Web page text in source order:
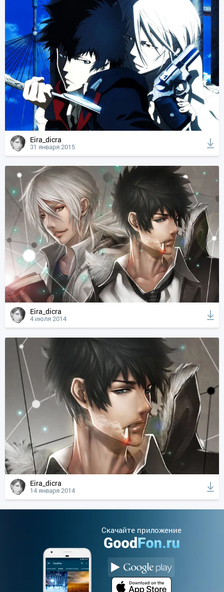
Eira_dicra
31 января 2015
Eira_dicra
4 июля 2014
Eira_dicra
14 января 2014
Cкачайте приложение